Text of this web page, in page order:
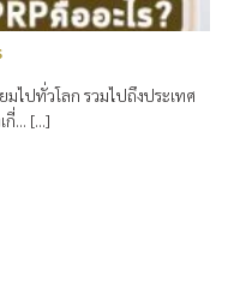
มไปทั่วโลก รวมไปถึงประเทศ
… [...]